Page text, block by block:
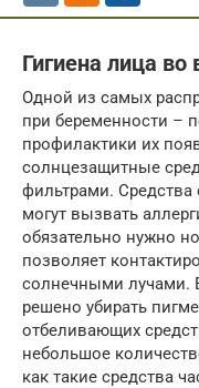
Гигиена лица
Одной из самых
при беременности –
профилактики их
солнцезащитные
фильтрами.
могут вызвать
обязательно нужно
позволяет
солнечными лучами.
решено убирать
отбеливающих
небольшое
как такие средства